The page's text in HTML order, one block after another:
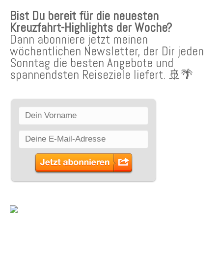
Bist Du bereit für die neuesten
Kreuzfahrt-Highlights der Woche?
Dann abonniere jetzt meinen
wöchentlichen Newsletter, der Dir jeden
Sonntag die besten Angebote und
spannendsten Reiseziele liefert. 🚢🌴